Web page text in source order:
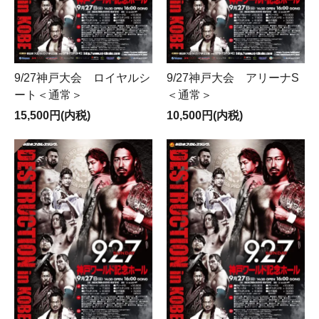
9/27神戸大会 ロイヤルシ
ート＜通常＞
15,500円(内税)
9/27神戸大会 アリーナS
＜通常＞
10,500円(内税)